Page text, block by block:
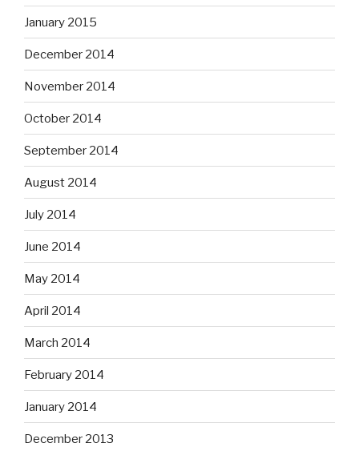
January 2015
December 2014
November 2014
October 2014
September 2014
August 2014
July 2014
June 2014
May 2014
April 2014
March 2014
February 2014
January 2014
December 2013